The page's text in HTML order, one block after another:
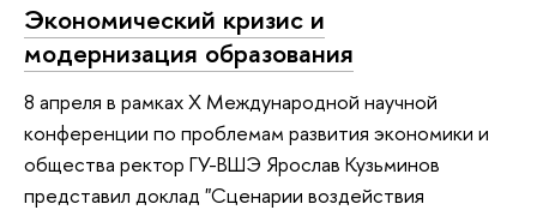
Экономический кризис и
модернизация образования
8 апреля в рамках X Международной научной
конференции по проблемам развития экономики и
общества ректор ГУ-ВШЭ Ярослав Кузьминов
представил доклад "Сценарии воздействия